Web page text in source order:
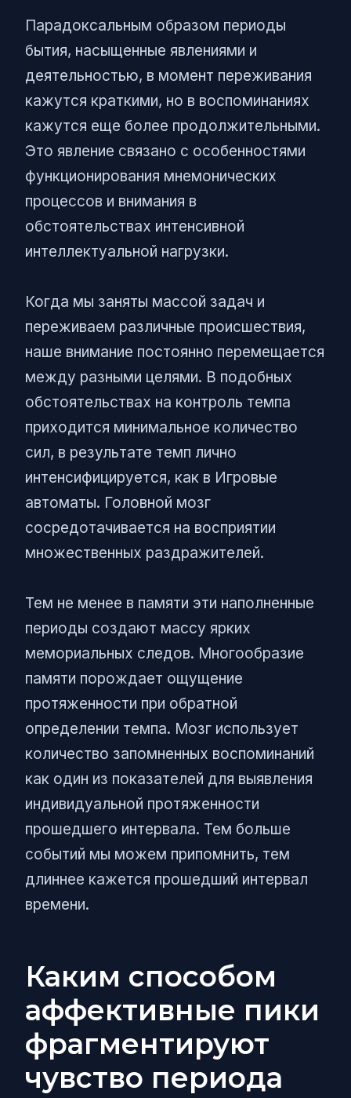
Парадоксальным образом периоды
бытия, насыщенные явлениями и
деятельностью, в момент переживания
кажутся краткими, но в воспоминаниях
кажутся еще более продолжительными.
Это явление связано с особенностями
функционирования мнемонических
процессов и внимания в
обстоятельствах интенсивной
интеллектуальной нагрузки.
Когда мы заняты массой задач и
переживаем различные происшествия,
наше внимание постоянно перемещается
между разными целями. В подобных
обстоятельствах на контроль темпа
приходится минимальное количество
сил, в результате темп лично
интенсифицируется, как в Игровые
автоматы. Головной мозг
сосредотачивается на восприятии
множественных раздражителей.
Тем не менее в памяти эти наполненные
периоды создают массу ярких
мемориальных следов. Многообразие
памяти порождает ощущение
протяженности при обратной
определении темпа. Мозг использует
количество запомненных воспоминаний
как один из показателей для выявления
индивидуальной протяженности
прошедшего интервала. Тем больше
событий мы можем припомнить, тем
длиннее кажется прошедший интервал
времени.
Каким способом
аффективные пики
фрагментируют
чувство периода